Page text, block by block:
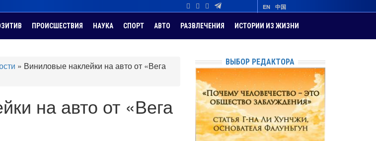
EN 中国
ПРОИСШЕСТВИЯ НАУКА СПОРТ АВТО РАЗВЛЕЧЕНИЯ ИСТОРИИ ИЗ ЖИЗНИ
» Виниловые наклейки на авто от «Вега
на авто от «Вега
ВЫБОР РЕДАКТОРА